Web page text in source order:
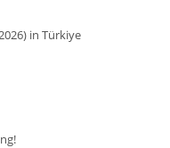
in Türkiye